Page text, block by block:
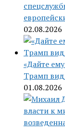
02.08.2026
«Дайте
Трамп
01.08.2026